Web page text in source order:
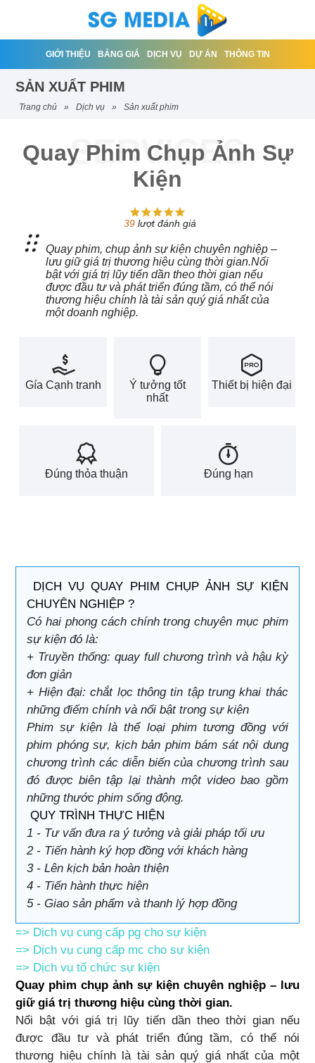
GIỚI THIỆU BẢNG GIÁ DỊCH VỤ DỰ ÁN THÔNG TIN
SẢN XUẤT PHIM
trang chủ » dịch vụ » sản xuất phim
Quay Phim Chụp Ảnh Sự
Kiện
39lượt đánh giá
Quay phim, chụp ảnh sự kiện chuyên nghiệp –
lưu giữ giá trị thương hiệu cùng thời gian.Nổi
bật với giá trị lũy tiến dần theo thời gian nếu
được đầu tư và phát triển đúng tầm, có thể nói
thương hiệu chính là tài sản quý giá nhất của
một doanh nghiệp.
Gía Cạnh tranh
Ý tưởng tốt
nhất
Thiết bị hiện đại
Đúng thỏa thuận Đúng hạn
DỊCH VỤ QUAY PHIM CHỤP ẢNH SỰ KIỆN
CHUYÊN NGHIỆP ?
Có hai phong cách chính trong chuyên mục phim
sự kiện đó là:
+ Truyền thống: quay full chương trình và hậu kỳ
đơn giản
+ Hiện đại: chắt lọc thông tin tập trung khai thác
những điểm chính và nổi bật trong sự kiện
Phim sự kiện là thể loại phim tương đồng với
phim phóng sự, kịch bản phim bám sát nội dung
chương trình các diễn biến của chương trình sau
đó được biên tập lại thành một video bao gồm
những thước phim sống động.
QUY TRÌNH THỰC HIỆN
1 - Tư vấn đưa ra ý tưởng và giải pháp tối ưu
2 - Tiến hành ký hợp đồng với khách hàng
3 - Lên kịch bản hoàn thiện
4 - Tiến hành thực hiện
5 - Giao sản phẩm và thanh lý hợp đồng
=> Dịch vụ cung cấp pg cho sự kiện
=> Dịch vụ cung cấp mc cho sự kiện
=> Dịch vụ tổ chức sự kiện
Quay phim chụp ảnh sự kiện chuyên nghiệp– lưu
giữ giá trị thương hiệu cùng thời gian.
Nổi bật với giá trị lũy tiến dần theo thời gian nếu
được đầu tư và phát triển đúng tầm, có thể nói
thương hiệu chính là tài sản quý giá nhất của một